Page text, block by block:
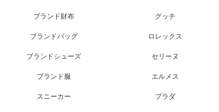
ブランド財布
ブランドバッグ
ブランドシューズ
ブランド服
スニーカー
グッチ
ロレックス
セリーヌ
エルメス
プラダ